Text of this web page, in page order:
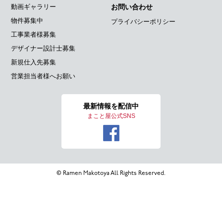
動画ギャラリー
物件募集中
工事業者様募集
デザイナー設計士募集
新規仕入先募集
営業担当者様へお願い
お問い合わせ
プライバシーポリシー
最新情報を配信中
まこと屋公式SNS
© Ramen Makotoya All Rights Reserved.